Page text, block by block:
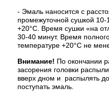
- Эмаль наносится с
промежуточной сушкой
+20°С. Время сушки «на
30-40 минут. Время
температуре +20°С не
Внимание! По окончании
засорения головки
вверх дном и распылять
поступать эмаль.